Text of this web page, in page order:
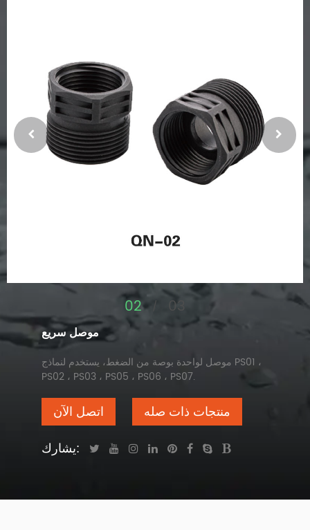
02 / 03
موصل سريع
موصل لواحدة بوصة من الضغط، يستخدم لنماذج PS01 ،
PS02 ، PS03 ، PS05 ، PS06 ، PS07.
اتصل الآن
منتجات ذات صله
يشارك: